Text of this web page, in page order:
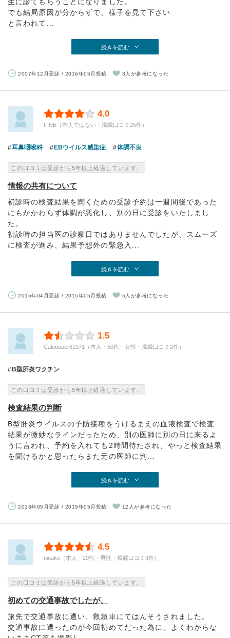
でも結局原因が分からずで、様子を見て下さい
と言われて...
続きを読む
2007年12月受診 / 2016年05月投稿 3人が参考になった
4.0
FINE（本人ではない・掲載口コミ25件）
耳鼻咽喉科 EBウイルス感染症 体調不良
この口コミは受診から5年以上経過しています。
情報の共有について
初診時の検査結果を聞くための受診予約は一週間後であった
にもかかわらず体調が悪化し、別の日に受診をいたしまし
た。
初診時の担当医の診察日ではありませんでしたが、スムーズ
に検査が進み、結果予想外の緊急入...
続きを読む
2015年04月受診 / 2015年05月投稿 5人が参考になった
1.5
Caloouser61971（本人・50代・女性・掲載口コミ2件）
B型肝炎ワクチン
この口コミは受診から5年以上経過しています。
検査結果の判断
B型肝炎ウイルスの予防接種をうけるまえの血液検査で検査
結果が微妙なラインだったため、別の医師に別の日に来るよ
うに言われ、予約を入れても2時間待たされ、やっと検査結果
を聞けるかと思ったらまた元の医師に判...
続きを読む
2013年05月受診 / 2015年05月投稿 12人が参考になった
4.5
ninako（本人・20代・男性・掲載口コミ3件）
この口コミは受診から5年以上経過しています。
初めての交通事故でしたが、
旅先で交通事故に遭い、救急車にてはんそうされました。
交通事故に遭ったのが今回初めてだった為に、よくわからな